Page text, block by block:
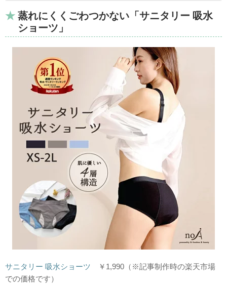
蒸れにくくごわつかない「サニタリー 吸水
ショーツ」
サニタリー 吸水ショーツ ￥1,990（※記事制作時の楽天市場
での価格です）